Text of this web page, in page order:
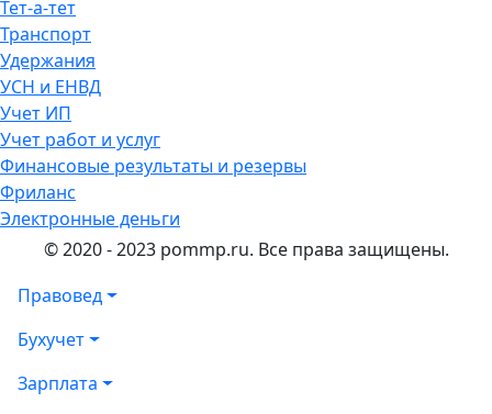
Тет-а-тет
Транспорт
Удержания
УСН и ЕНВД
Учет ИП
Учет работ и услуг
Финансовые результаты и резервы
Фриланс
Электронные деньги
© 2020 - 2023 pommp.ru. Все права защищены.
Правовед
Бухучет
Зарплата